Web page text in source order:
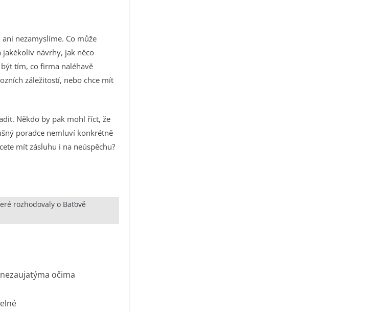
nezamyslíme. Co může
jakékoliv návrhy, jak něco
tím, co firma naléhavě
záležitostí, nebo chce mít
Někdo by pak mohl říct, že
poradce nemluví konkrétně
mít zásluhu i na neúspěchu?
rozhodovaly o Baťově
očima